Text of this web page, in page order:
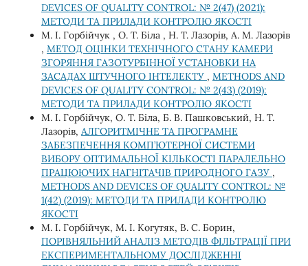
DEVICES OF QUALITY CONTROL: № 2(47) (2021):
МЕТОДИ ТА ПРИЛАДИ КОНТРОЛЮ ЯКОСТІ
М. І. Горбійчук , О. Т. Біла , Н. Т. Лазорів, А. М. Лазорів
, МЕТОД ОЦІНКИ ТЕХНІЧНОГО СТАНУ КАМЕРИ
ЗГОРЯННЯ ГАЗОТУРБІННОЇ УСТАНОВКИ НА
ЗАСАДАХ ШТУЧНОГО ІНТЕЛЕКТУ , METHODS AND
DEVICES OF QUALITY CONTROL: № 2(43) (2019):
МЕТОДИ ТА ПРИЛАДИ КОНТРОЛЮ ЯКОСТІ
М. І. Горбійчук, О. Т. Біла, Б. В. Пашковський, Н. Т.
Лазорів, АЛГОРИТМІЧНЕ ТА ПРОГРАМНЕ
ЗАБЕЗПЕЧЕННЯ КОМП’ЮТЕРНОЇ СИСТЕМИ
ВИБОРУ ОПТИМАЛЬНОЇ КІЛЬКОСТІ ПАРАЛЕЛЬНО
ПРАЦЮЮЧИХ НАГНІТАЧІВ ПРИРОДНОГО ГАЗУ ,
METHODS AND DEVICES OF QUALITY CONTROL: №
1(42) (2019): МЕТОДИ ТА ПРИЛАДИ КОНТРОЛЮ
ЯКОСТІ
М. І. Горбійчук, М. І. Когутяк, В. С. Борин,
ПОРІВНЯЛЬНИЙ АНАЛІЗ МЕТОДІВ ФІЛЬТРАЦІЇ ПРИ
ЕКСПЕРИМЕНТАЛЬНОМУ ДОСЛІДЖЕННІ